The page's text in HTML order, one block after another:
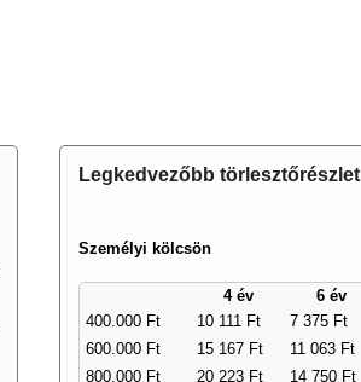
Legkedvezőbb törlesztőrészlet
Személyi kölcsön
4 év
6 év
400.000 Ft
10 111 Ft
7 375 Ft
600.000 Ft
15 167 Ft
11 063 Ft
800.000 Ft
20 223 Ft
14 750 Ft